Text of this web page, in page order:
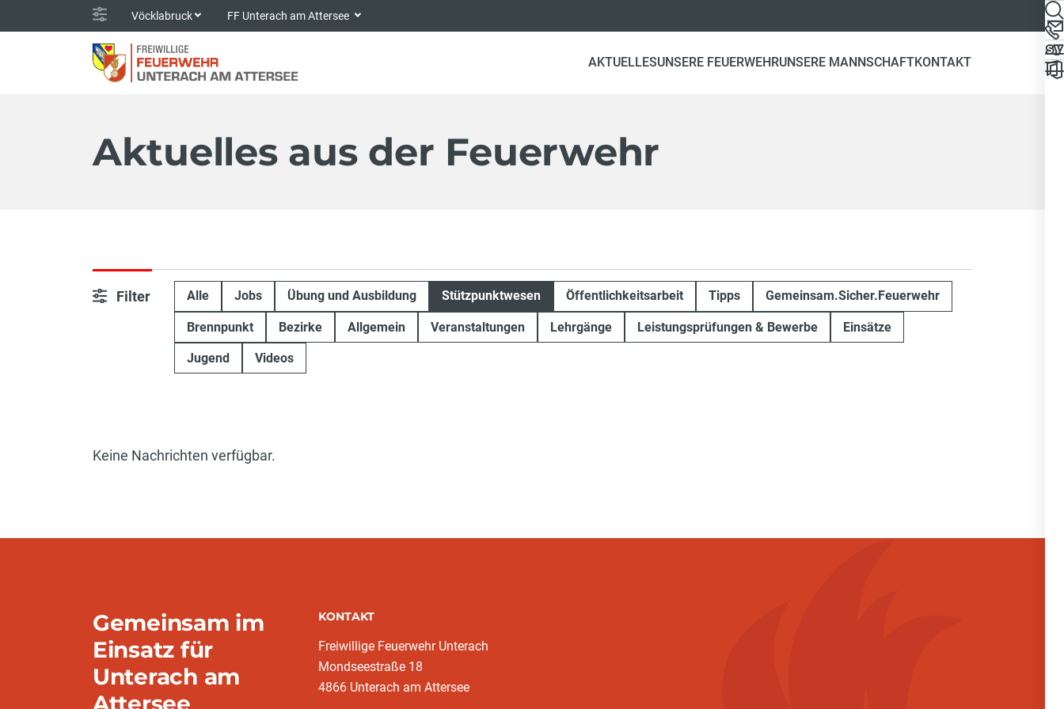
Vöcklabruck FF Unterach am Attersee
AKTUELLESUNSERE FEUERWEHRUNSERE MANNSCHAFTKONTAKT
Aktuelles aus der Feuerwehr
Filter Alle Jobs Übung und Ausbildung Stützpunktwesen Öffentlichkeitsarbeit Tipps Gemeinsam.Sicher.Feuerwehr
Brennpunkt Bezirke Allgemein Veranstaltungen Lehrgänge Leistungsprüfungen & Bewerbe Einsätze
Jugend Videos
Keine Nachrichten verfügbar.
Gemeinsam im
Einsatz für
Unterach am
KONTAKT
Freiwillige Feuerwehr Unterach
Mondseestraße 18
4866 Unterach am Attersee